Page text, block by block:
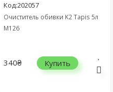
Код:202057
Очиститель обивки K2 Tapis 5л
M126
340₴ Купить